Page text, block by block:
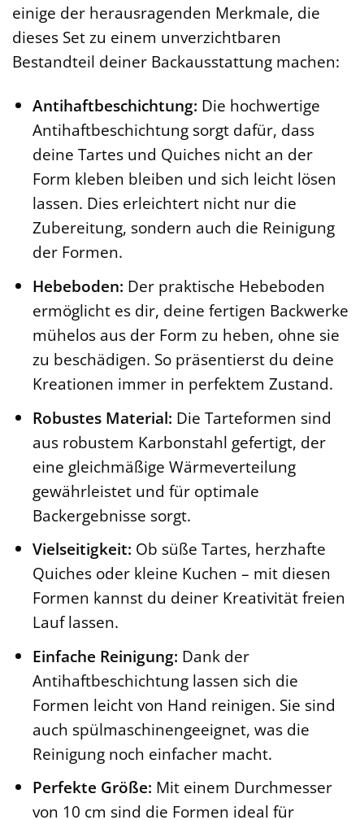
einige der herausragenden Merkmale, die
dieses Set zu einem unverzichtbaren
Bestandteil deiner Backausstattung machen:
Antihaftbeschichtung: Die hochwertige
Antihaftbeschichtung sorgt dafür, dass
deine Tartes und Quiches nicht an der
Form kleben bleiben und sich leicht lösen
lassen. Dies erleichtert nicht nur die
Zubereitung, sondern auch die Reinigung
der Formen.
Hebeboden: Der praktische Hebeboden
ermöglicht es dir, deine fertigen Backwerke
mühelos aus der Form zu heben, ohne sie
zu beschädigen. So präsentierst du deine
Kreationen immer in perfektem Zustand.
Robustes Material: Die Tarteformen sind
aus robustem Karbonstahl gefertigt, der
eine gleichmäßige Wärmeverteilung
gewährleistet und für optimale
Backergebnisse sorgt.
Vielseitigkeit: Ob süße Tartes, herzhafte
Quiches oder kleine Kuchen – mit diesen
Formen kannst du deiner Kreativität freien
Lauf lassen.
Einfache Reinigung: Dank der
Antihaftbeschichtung lassen sich die
Formen leicht von Hand reinigen. Sie sind
auch spülmaschinengeeignet, was die
Reinigung noch einfacher macht.
Perfekte Größe: Mit einem Durchmesser
von 10 cm sind die Formen ideal für